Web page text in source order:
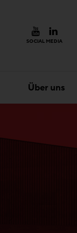
SOCIAL MEDIA
Über uns